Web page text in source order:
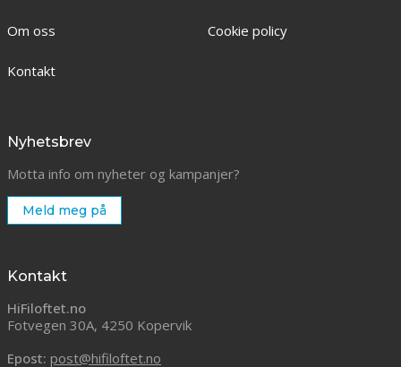
Om oss
Kontakt
Cookie policy
Nyhetsbrev
Motta info om nyheter og kampanjer?
Meld meg på
Kontakt
HiFiloftet.no
Fotvegen 30A, 4250 Kopervik
Epost: post@hifiloftet.no